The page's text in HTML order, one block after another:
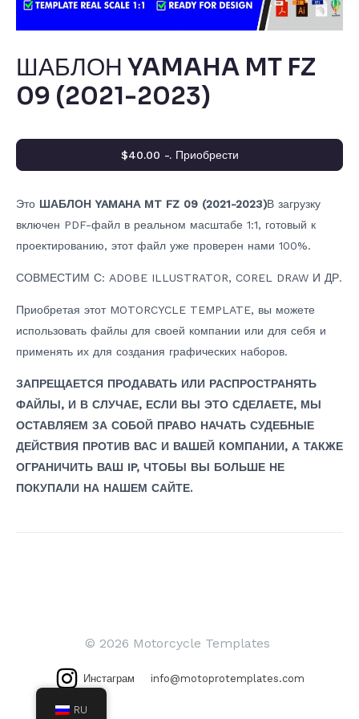
ШАБЛОН YAMAHA MT FZ
09 (2021-2023)
Это ШАБЛОН YAMAHA MT FZ 09 (2021-2023)В загрузку
включен PDF-файл в реальном масштабе 1:1, готовый к
проектированию, этот файл уже проверен нами 100%.
СОВМЕСТИМ С: ADOBE ILLUSTRATOR, COREL DRAW И ДР.
Приобретая этот MOTORCYCLE TEMPLATE, вы можете
использовать файлы для своей компании или для себя и
применять их для создания графических наборов.
ЗАПРЕЩАЕТСЯ ПРОДАВАТЬ ИЛИ РАСПРОСТРАНЯТЬ
ФАЙЛЫ, И В СЛУЧАЕ, ЕСЛИ ВЫ ЭТО СДЕЛАЕТЕ, МЫ
ОСТАВЛЯЕМ ЗА СОБОЙ ПРАВО НАЧАТЬ СУДЕБНЫЕ
ДЕЙСТВИЯ ПРОТИВ ВАС И ВАШЕЙ КОМПАНИИ, А ТАКЖЕ
ОГРАНИЧИТЬ ВАШ IP, ЧТОБЫ ВЫ БОЛЬШЕ НЕ
ПОКУПАЛИ НА НАШЕМ САЙТЕ.
$40.00 -. Приобрести
© 2026 Motorcycle Templates
Инстаграм info@motoprotemplates.com
RU